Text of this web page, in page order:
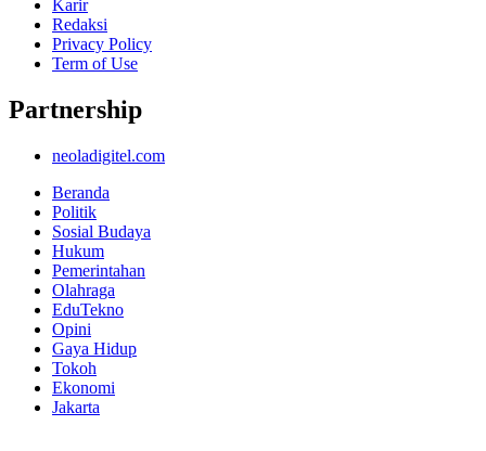
Karir
Redaksi
Privacy Policy
Term of Use
Partnership
neoladigitel.com
Beranda
Politik
Sosial Budaya
Hukum
Pemerintahan
Olahraga
EduTekno
Opini
Gaya Hidup
Tokoh
Ekonomi
Jakarta